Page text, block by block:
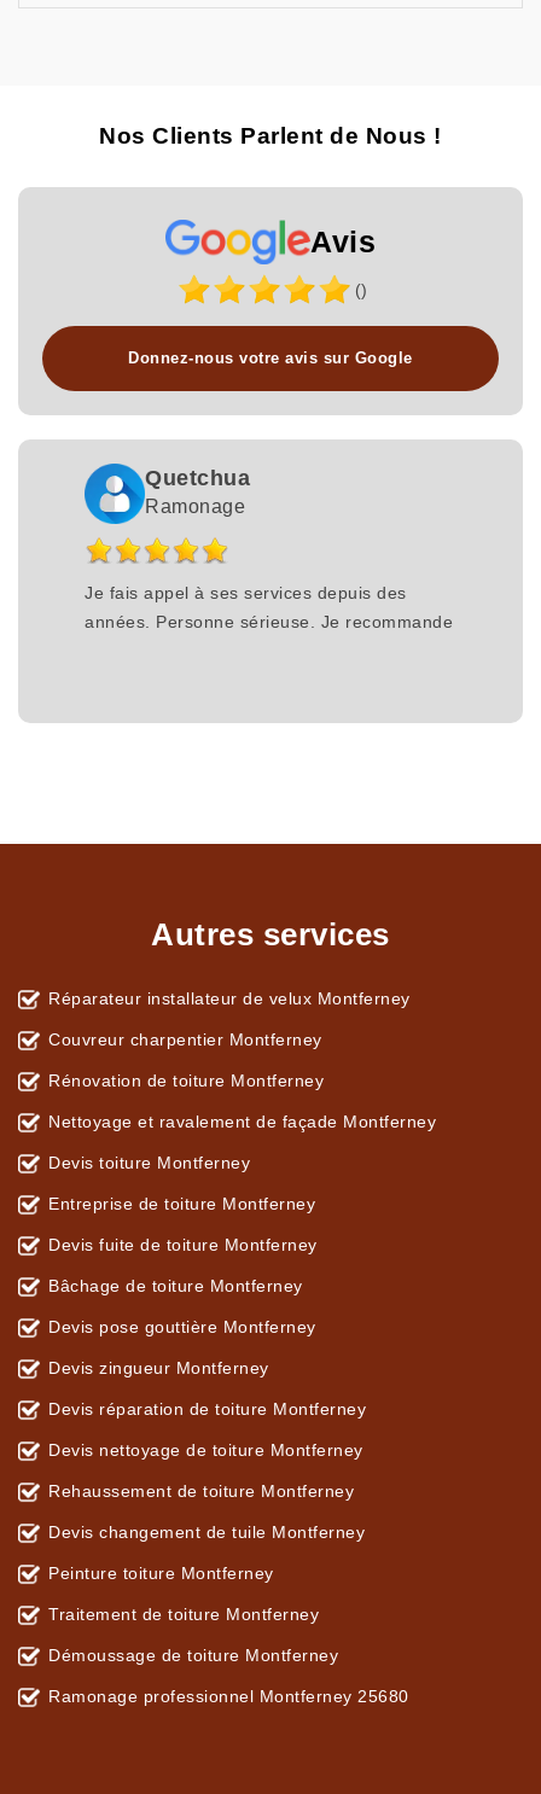
Nos Clients Parlent de Nous !
Avis
()
Donnez-nous votre avis sur Google
Quetchua
Ramonage
Je fais appel à ses services depuis des
années. Personne sérieuse. Je recommande
Autres services
Réparateur installateur de velux Montferney
Couvreur charpentier Montferney
Rénovation de toiture Montferney
Nettoyage et ravalement de façade Montferney
Devis toiture Montferney
Entreprise de toiture Montferney
Devis fuite de toiture Montferney
Bâchage de toiture Montferney
Devis pose gouttière Montferney
Devis zingueur Montferney
Devis réparation de toiture Montferney
Devis nettoyage de toiture Montferney
Rehaussement de toiture Montferney
Devis changement de tuile Montferney
Peinture toiture Montferney
Traitement de toiture Montferney
Démoussage de toiture Montferney
Ramonage professionnel Montferney 25680